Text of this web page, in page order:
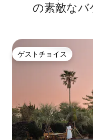
の素敵な
ゲストチョイス
ゲストチョイス